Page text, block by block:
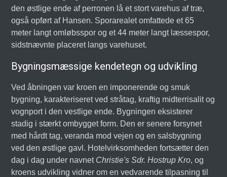
den østlige ende af perronen lå et stort varehus af træ,
også opført af Hansen. Sporarealet omfattede et 65
meter langt omløbsspor og et 44 meter langt læssespor,
sidstnævnte placeret langs varehuset.
Bygningsmæssige kendetegn og udvikling
Ved åbningen var kroen en imponerende og smuk
bygning, karakteriseret ved stråtag, kraftig midterrisalit og
vognport i den vestlige ende. Bygningen eksisterer
stadig i stærkt ombygget form. Den er senere forsynet
med hårdt tag, veranda mod vejen og en salsbygning
ved den østlige gavl. Hotelvirksomheden fortsætter den
dag i dag under navnet Christie's Sdr. Hostrup Kro, og
kroens udvikling vidner om en vedvarende tilpasning til